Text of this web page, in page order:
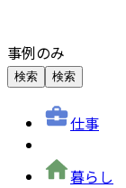
事例のみ
検索 検索
仕事
暮らし